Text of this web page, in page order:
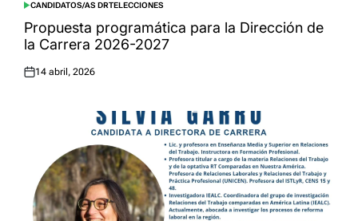
POSTED
IN
CANDIDATOS/AS DRTELECCIONES
Propuesta programática para la Dirección de
la Carrera 2026-2027
Posted
14 abril, 2026